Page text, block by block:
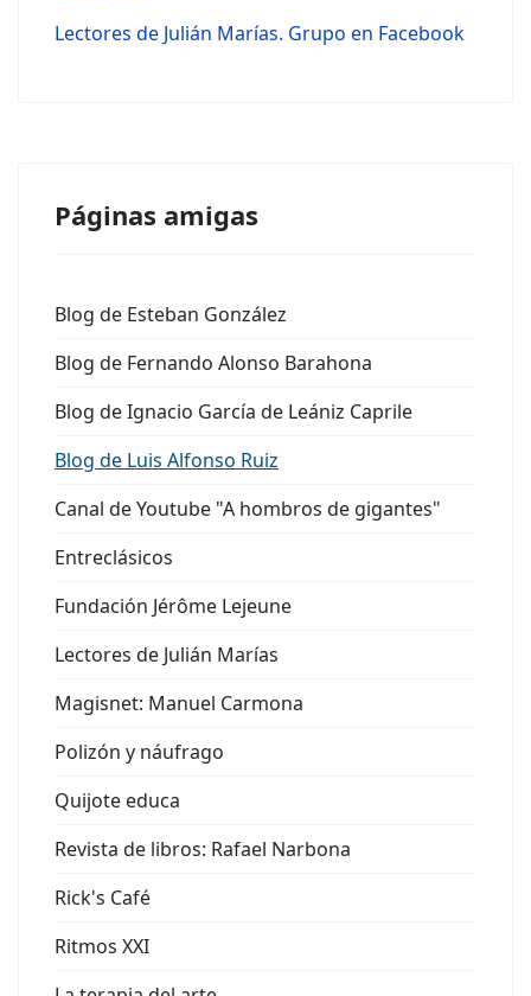
Lectores de Julián Marías. Grupo en Facebook
Páginas amigas
Blog de Esteban González
Blog de Fernando Alonso Barahona
Blog de Ignacio García de Leániz Caprile
Blog de Luis Alfonso Ruiz
Canal de Youtube "A hombros de gigantes"
Entreclásicos
Fundación Jérôme Lejeune
Lectores de Julián Marías
Magisnet: Manuel Carmona
Polizón y náufrago
Quijote educa
Revista de libros: Rafael Narbona
Rick's Café
Ritmos XXI